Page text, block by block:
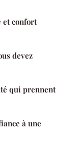
et confort
devez
qui prennent
à une